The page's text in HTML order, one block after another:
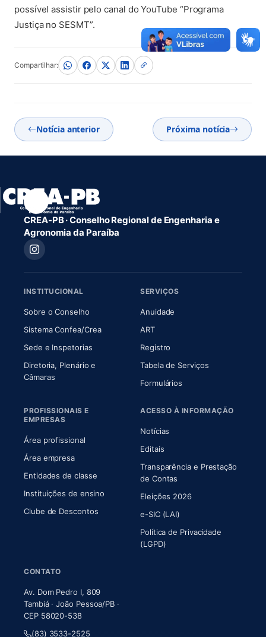
possível assistir pelo canal do YouTube “Programa
Justiça no SESMT”.
Compartilhar:
Notícia anterior Próxima notícia
CREA-PB · Conselho Regional de Engenharia e
Agronomia da Paraíba
INSTITUCIONAL
Sobre o Conselho(abre em nova aba)
Sistema Confea/Crea(abre em nova aba)
Sede e Inspetorias
Diretoria, Plenário e
Câmaras(abre em nova aba)
SERVIÇOS
Anuidade
ART(abre em nova aba)
Registro
Tabela de Serviços
Formulários
PROFISSIONAIS E
EMPRESAS
Área profissional
Área empresa
Entidades de classe
Instituições de ensino
Clube de Descontos
ACESSO À INFORMAÇÃO
Notícias
Editais
Transparência e Prestação
de Contas
Eleições 2026
e-SIC (LAI)
Política de Privacidade
(LGPD)
CONTATO
Av. Dom Pedro I, 809
Tambiá · João Pessoa/PB ·
CEP 58020-538
(83) 3533-2525